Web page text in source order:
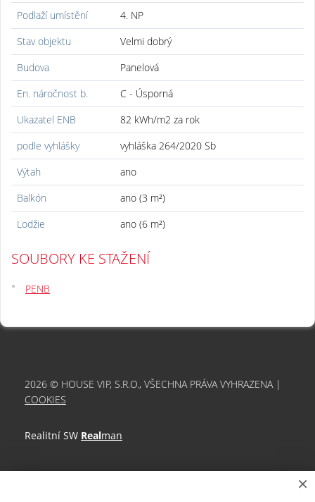
Podlaží umístění
4. NP
Stav objektu
Velmi dobrý
Budova
Panelová
En. náročnost b.
C - Úsporná
Ukazatel ENB
82 kWh/m2 za rok
podle vyhlášky
vyhláška 264/2020 Sb
Výtah
ano
Balkón
ano (3 m²)
Lodžie
ano (6 m²)
SOUBORY KE STAŽENÍ
PENB
2026 © HOUSE VIP, S.R.O., VŠECHNA PRÁVA VYHRAZENA |
COOKIES
Realitní SW Realman
×